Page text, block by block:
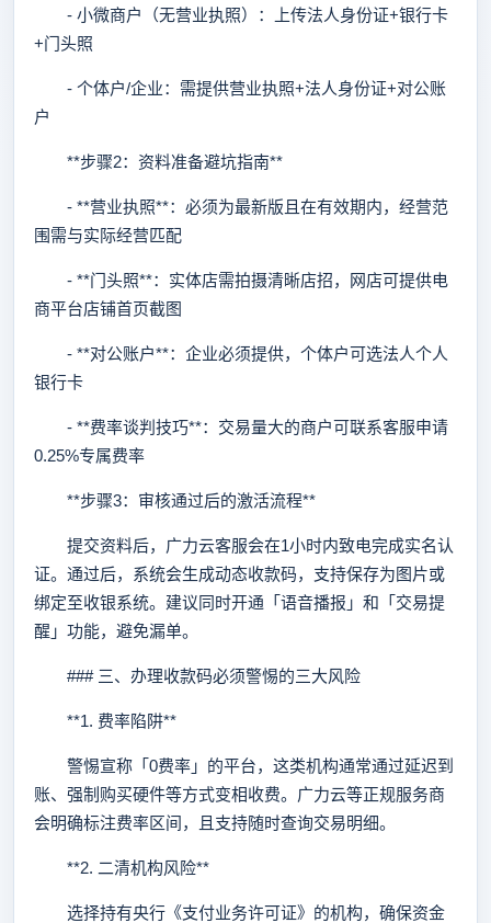
- 小微商户（无营业执照）：上传法人身份证+银行卡
+门头照
- 个体户/企业：需提供营业执照+法人身份证+对公账
户
**步骤2：资料准备避坑指南**
- **营业执照**：必须为最新版且在有效期内，经营范
围需与实际经营匹配
- **门头照**：实体店需拍摄清晰店招，网店可提供电
商平台店铺首页截图
- **对公账户**：企业必须提供，个体户可选法人个人
银行卡
- **费率谈判技巧**：交易量大的商户可联系客服申请
0.25%专属费率
**步骤3：审核通过后的激活流程**
提交资料后，广力云客服会在1小时内致电完成实名认
证。通过后，系统会生成动态收款码，支持保存为图片或
绑定至收银系统。建议同时开通「语音播报」和「交易提
醒」功能，避免漏单。
### 三、办理收款码必须警惕的三大风险
**1. 费率陷阱**
警惕宣称「0费率」的平台，这类机构通常通过延迟到
账、强制购买硬件等方式变相收费。广力云等正规服务商
会明确标注费率区间，且支持随时查询交易明细。
**2. 二清机构风险**
选择持有央行《支付业务许可证》的机构，确保资金